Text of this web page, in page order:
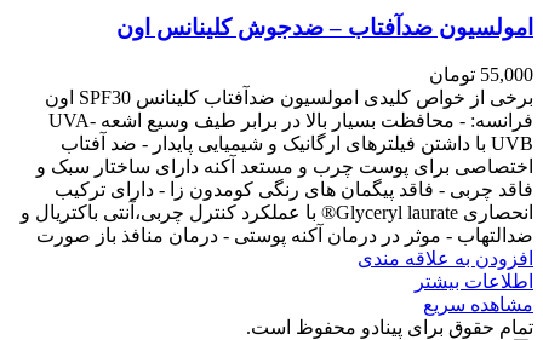
امولسیون ضدآفتاب – ضدجوش کلینانس اون
55,000 تومان
برخی از خواص کلیدی امولسیون ضدآفتاب کلینانس SPF30 اون
فرانسه: - محافظت بسیار بالا در برابر طیف وسیع اشعه UVA-
UVB با داشتن فیلترهای ارگانیک و شیمیایی پایدار - ضد آفتاب
اختصاصی برای پوست چرب و مستعد آکنه دارای ساختار سبک و
فاقد چربی - فاقد پیگمان های رنگی کومدون زا - دارای ترکیب
انحصاری Glyceryl laurate® با عملکرد کنترل چربی،آنتی باکتریال و
ضدالتهاب - موثر در درمان آکنه پوستی - درمان منافذ باز صورت
افزودن به علاقه مندی
اطلاعات بیشتر
مشاهده سریع
تمام حقوق برای پینادو محفوظ است.